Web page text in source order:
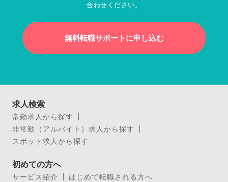
合わせください。
無料転職サポートに申し込む
求人検索
常勤求人から探す
非常勤（アルバイト）求人から探す
スポット求人から探す
初めての方へ
サービス紹介
はじめて転職される方へ